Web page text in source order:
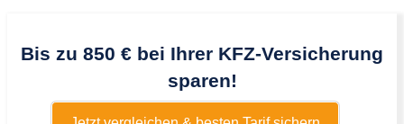
Bis zu 850 € bei Ihrer KFZ-Versicherung
sparen!